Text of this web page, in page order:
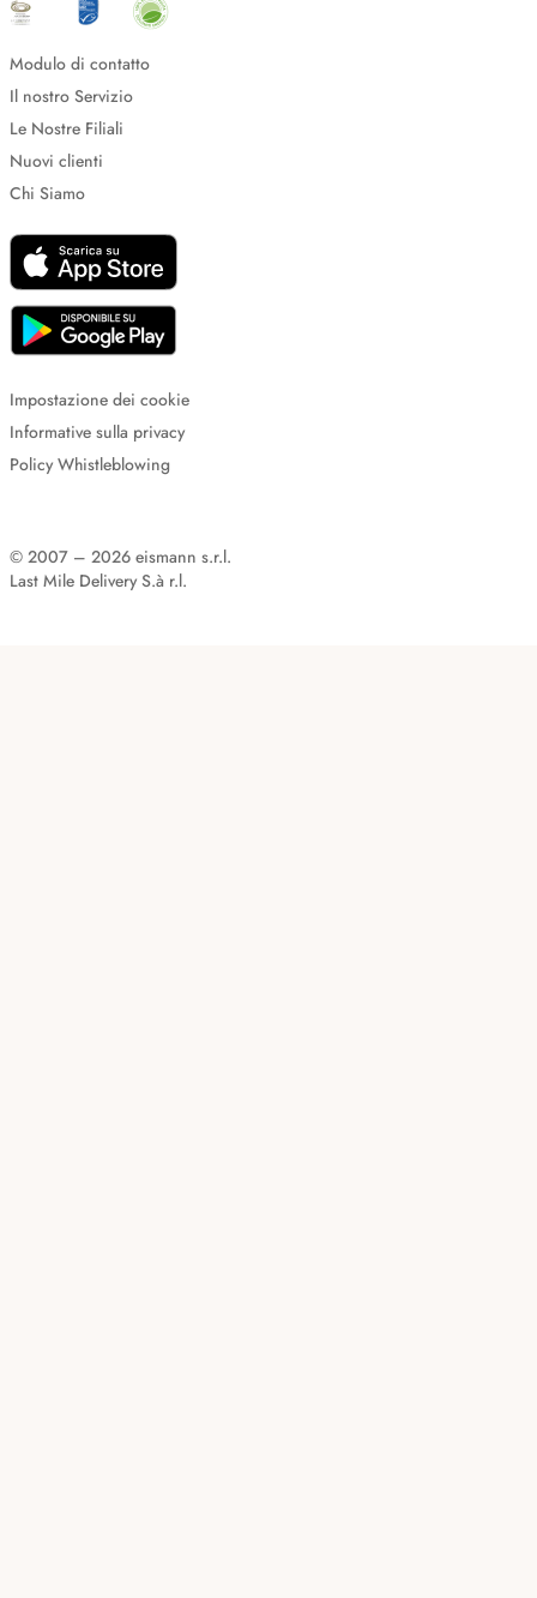
Modulo di contatto
Il nostro Servizio
Le Nostre Filiali
Nuovi clienti
Chi Siamo
Impostazione dei cookie
Informative sulla privacy
Policy Whistleblowing
© 2007 – 2026 eismann s.r.l.
Last Mile Delivery S.à r.l.